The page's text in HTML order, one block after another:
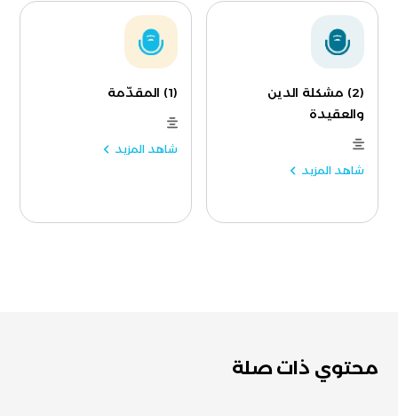
(2) مشكلة الدين
والعقيدة
شاهد المزيد
(1) المقدّمة
شاهد المزيد
محتوي ذات صلة